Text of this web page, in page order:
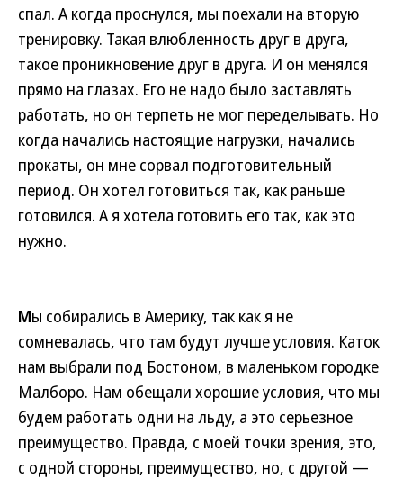
спал. А когда проснулся, мы поехали на вторую
тренировку. Такая влюбленность друг в друга,
такое проникновение друг в друга. И он менялся
прямо на глазах. Его не надо было заставлять
работать, но он терпеть не мог переделывать. Но
когда начались настоящие нагрузки, начались
прокаты, он мне сорвал подготовительный
период. Он хотел готовиться так, как раньше
готовился. А я хотела готовить его так, как это
нужно.
Мы собирались в Америку, так как я не
сомневалась, что там будут лучше условия. Каток
нам выбрали под Бостоном, в маленьком городке
Малборо. Нам обещали хорошие условия, что мы
будем работать одни на льду, а это серьезное
преимущество. Правда, с моей точки зрения, это,
с одной стороны, преимущество, но, с другой —